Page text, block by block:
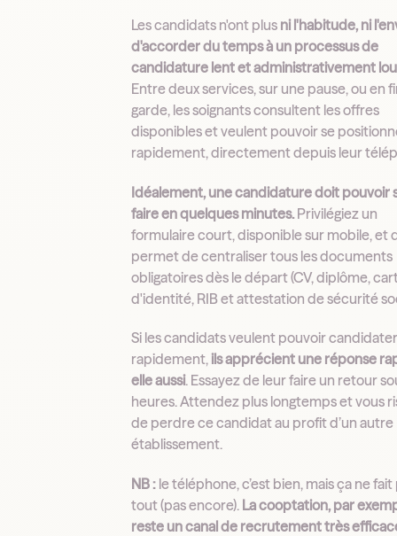
Les candidats n'ont plus ni l'habitude, ni
d'accorder du temps à un processus de
candidature lent et administrativement
Entre deux services, sur une pause, ou en
garde, les soignants consultent les offres
disponibles et veulent pouvoir se
rapidement, directement depuis leur
Idéalement, une candidature doit pouvoir
faire en quelques minutes.Privilégiez un
formulaire court, disponible sur mobile, et
permet de centraliser tous les documents
obligatoires dès le départ (CV, diplôme,
d'identité, RIB et attestation de sécurité
Si les candidats veulent pouvoir
rapidement, ils apprécient une réponse
elle aussi. Essayez de leur faire un retour
heures. Attendez plus longtemps et vous
de perdre ce candidat au profit d’un autre
établissement.
NB : le téléphone, c’est bien, mais ça ne fait
tout (pas encore). La cooptation, par
reste un canal de recrutement très